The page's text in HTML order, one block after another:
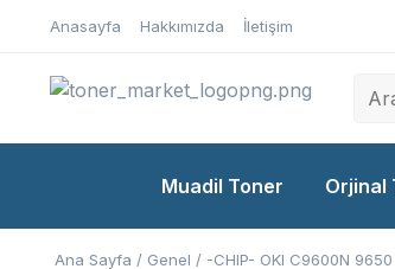
Anasayfa Hakkımızda İletişim
Muadil Toner Orjinal
Ana Sayfa / Genel / -CHIP- OKI C9600N